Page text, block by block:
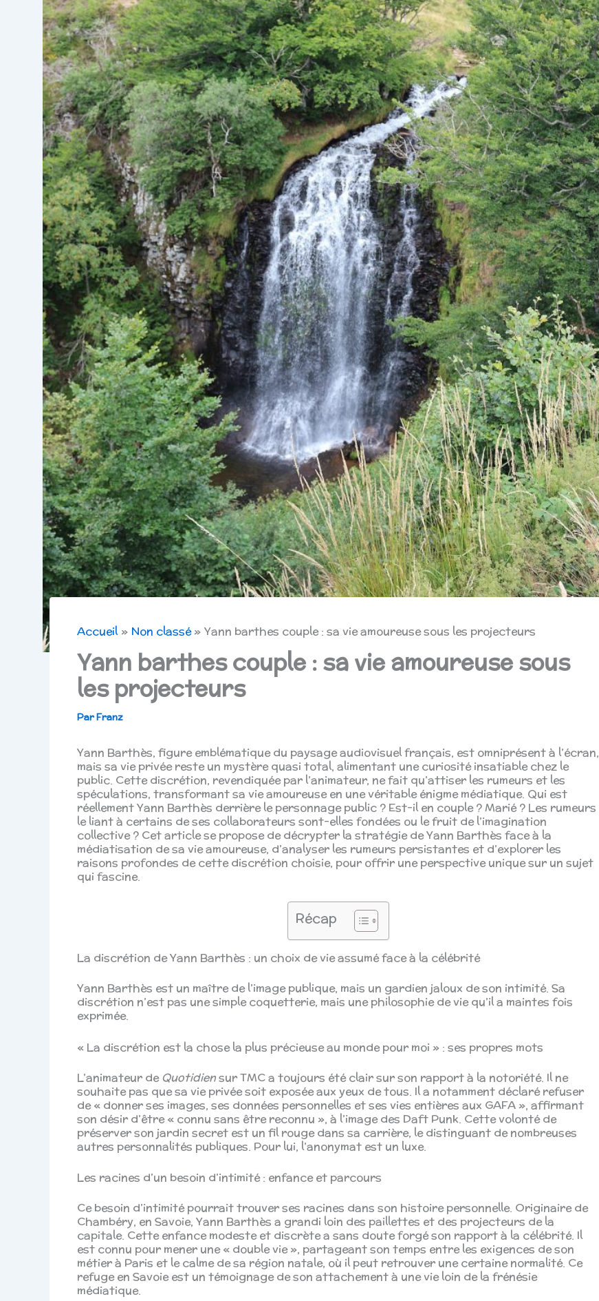
Accueil Non classé Yann barthes couple : sa vie amoureuse sous les projecteurs
Yann barthes couple : sa vie amoureuse sous
les projecteurs
ParFranz
Yann Barthès, figure emblématique du paysage audiovisuel français, est omniprésent à l’écran,
mais sa vie privée reste un mystère quasi total, alimentant une curiosité insatiable chez le
public. Cette discrétion, revendiquée par l’animateur, ne fait qu’attiser les rumeurs et les
spéculations, transformant sa vie amoureuse en une véritable énigme médiatique. Qui est
réellement Yann Barthès derrière le personnage public ? Est-il en couple ? Marié ? Les rumeurs
le liant à certains de ses collaborateurs sont-elles fondées ou le fruit de l’imagination
collective ? Cet article se propose de décrypter la stratégie de Yann Barthès face à la
médiatisation de sa vie amoureuse, d’analyser les rumeurs persistantes et d’explorer les
raisons profondes de cette discrétion choisie, pour offrir une perspective unique sur un sujet
qui fascine.
Récap
La discrétion de Yann Barthès : un choix de vie assumé face à la célébrité
Yann Barthès est un maître de l’image publique, mais un gardien jaloux de son intimité. Sa
discrétion n’est pas une simple coquetterie, mais une philosophie de vie qu’il a maintes fois
exprimée.
« La discrétion est la chose la plus précieuse au monde pour moi » : ses propres mots
L’animateur de Quotidiensur TMC a toujours été clair sur son rapport à la notoriété. Il ne
souhaite pas que sa vie privée soit exposée aux yeux de tous. Il a notamment déclaré refuser
de « donner ses images, ses données personnelles et ses vies entières aux GAFA », affirmant
son désir d’être « connu sans être reconnu », à l’image des Daft Punk. Cette volonté de
préserver son jardin secret est un fil rouge dans sa carrière, le distinguant de nombreuses
autres personnalités publiques. Pour lui, l’anonymat est un luxe.
Les racines d’un besoin d’intimité : enfance et parcours
Ce besoin d’intimité pourrait trouver ses racines dans son histoire personnelle. Originaire de
Chambéry, en Savoie, Yann Barthès a grandi loin des paillettes et des projecteurs de la
capitale. Cette enfance modeste et discrète a sans doute forgé son rapport à la célébrité. Il
est connu pour mener une « double vie », partageant son temps entre les exigences de son
métier à Paris et le calme de sa région natale, où il peut retrouver une certaine normalité. Ce
refuge en Savoie est un témoignage de son attachement à une vie loin de la frénésie
médiatique.